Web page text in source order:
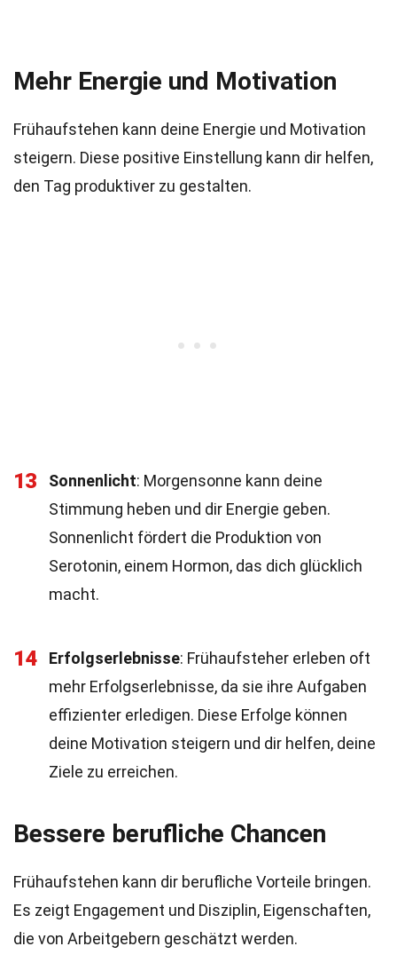
Mehr Energie und Motivation
Frühaufstehen kann deine Energie und Motivation
steigern. Diese positive Einstellung kann dir helfen,
den Tag produktiver zu gestalten.
13 Sonnenlicht: Morgensonne kann deine
Stimmung heben und dir Energie geben.
Sonnenlicht fördert die Produktion von
Serotonin, einem Hormon, das dich glücklich
macht.
14 Erfolgserlebnisse: Frühaufsteher erleben oft
mehr Erfolgserlebnisse, da sie ihre Aufgaben
effizienter erledigen. Diese Erfolge können
deine Motivation steigern und dir helfen, deine
Ziele zu erreichen.
Bessere berufliche Chancen
Frühaufstehen kann dir berufliche Vorteile bringen.
Es zeigt Engagement und Disziplin, Eigenschaften,
die von Arbeitgebern geschätzt werden.